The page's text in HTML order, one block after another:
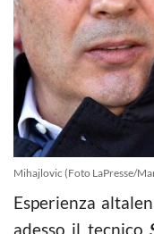
Mihajlovic (Foto LaPresse/
Esperienza
adesso il tecnico